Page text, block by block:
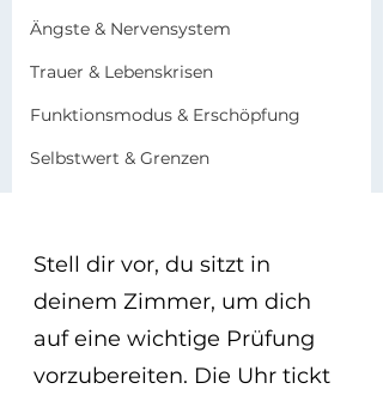
Ängste & Nervensystem
Trauer & Lebenskrisen
Funktionsmodus & Erschöpfung
Selbstwert & Grenzen
Stell dir vor, du sitzt in
deinem Zimmer, um dich
auf eine wichtige Prüfung
vorzubereiten. Die Uhr tickt